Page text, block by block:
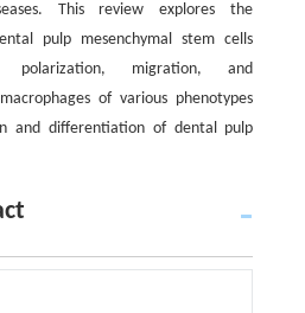
This review explores the
pulp mesenchymal stem cells
polarization, migration, and
of various phenotypes
and differentiation of dental pulp